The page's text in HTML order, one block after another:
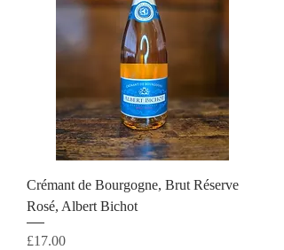
Crémant de Bourgogne, Brut Réserve
Rosé, Albert Bichot
Price
£17.00